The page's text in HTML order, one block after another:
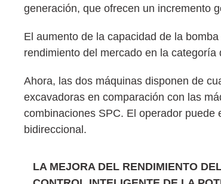
generación, que ofrecen un incremento
El aumento de la capacidad de la
rendimiento del mercado en la categoría
Ahora, las dos máquinas disponen de
excavadoras en comparación con las
combinaciones SPC. El operador
bidireccional.
LA MEJORA DEL RENDIMIENTO